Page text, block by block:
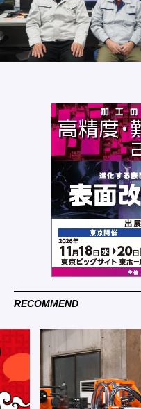
RECOMMEND